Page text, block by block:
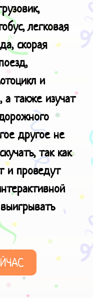
легковая
скорая
и
а также изучат
другое не
так как
и проведут